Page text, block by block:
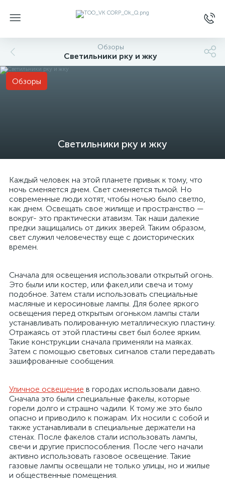
Обзоры
Светильники рку и жку
Светильники рку и жку
Обзоры
Каждый человек на этой планете привык к тому, что
ночь сменяется днем. Свет сменяется тьмой. Но
современные люди хотят, чтобы ночью было светло,
как днем. Освещать свое жилище и пространство —
вокруг- это практически атавизм. Так наши далекие
предки защищались от диких зверей. Таким образом,
свет служил человечеству еще с доисторических
времен.
Сначала для освещения использовали открытый огонь.
Это были или костер, или факел,или свеча и тому
подобное. Затем стали использовать специальные
масляные и керосиновые лампы. Для более яркого
освещения перед открытым огоньком лампы стали
устанавливать полированную металлическую пластину.
Отражаясь от этой пластины свет был более ярким.
Такие конструкции сначала применяли на маяках.
Затем с помощью световых сигналов стали передавать
зашифрованные сообщения.
Уличное освещение в городах использовали давно.
Сначала это были специальные факелы, которые
горели долго и страшно чадили. К тому же это было
опасно и приводило к пожарам. Их носили с собой и
также устанавливали в специальные держатели на
стенах. После факелов стали использовать лампы,
свечи и другие приспособления. После чего начали
активно использовать газовое освещение. Такие
газовые лампы освещали не только улицы, но и жилые
и общественные помещения.